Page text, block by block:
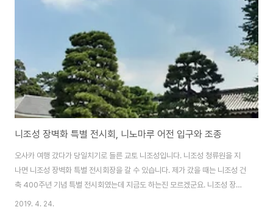
니조성 장벽화 특별 전시회, 니노마루 어전 입구와 조종
오사카 여행 갔다가 당일치기로 들른 교토 니조성입니다. 니조성 청류원을 지
나면 니조성 장벽화 특별 전시회장을 갈 수 있습니다. 제가 갔을 때는 니조성 건
축 400주년 기념 특별 전시회였는데 지금도 하는진 모르겠군요. 니조성 장벽
화 특별 전시회에는 사진 촬영이 절대 불가한 니노마루 어전의 유물이 전시되
2019. 4. 24.